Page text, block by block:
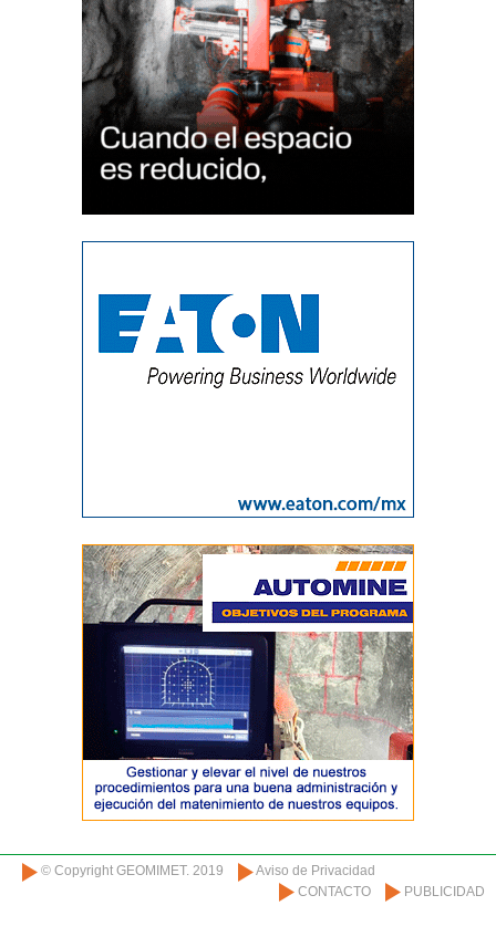
© Copyright GEOMIMET. 2019
Aviso de Privacidad
CONTACTO
PUBLICIDAD